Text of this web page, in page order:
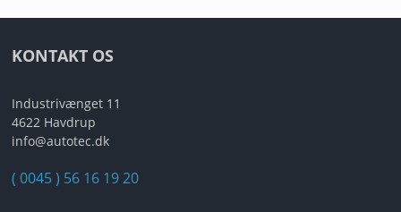
NYHEDER
PROFIL
KATALOGER
RMA
KONTAKT OS
Industrivænget 11
4622 Havdrup
info@autotec.dk
( 0045 ) 56 16 19 20